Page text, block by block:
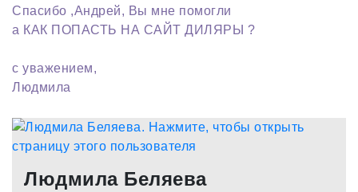
Спасибо ,Андрей, Вы мне помогли
а КАК ПОПАСТЬ НА САЙТ ДИЛЯРЫ ?
с уважением,
Людмила
Людмила Беляева